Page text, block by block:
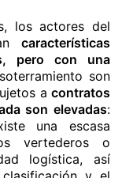
los actores del
características
pero con una
son
a contratos
son elevadas:
una escasa
vertederos o
logística, así